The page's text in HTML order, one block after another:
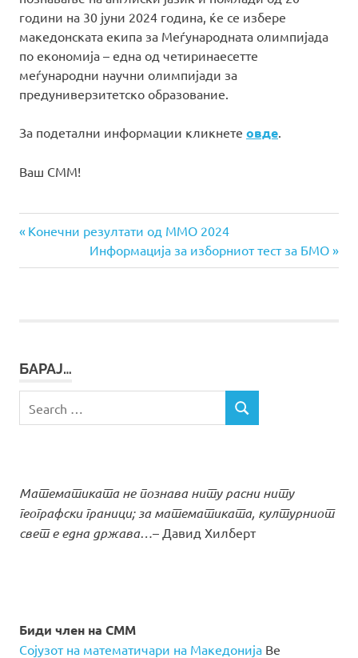
години на 30 јуни 2024 година, ќе се избере
македонската екипа за Меѓународната олимпијада
по економија – една од четиринаесетте
меѓународни научни олимпијади за
предуниверзитетско образование.
За подетални информации кликнете овде
Ваш СММ!
Навигација
на
Previous
Конечни резултати од ММО 2024
Next
Post:
Информациja за изборниот тест за БМО
БАРАЈ…
for:
SEARCH
Математиката не познава ниту расни ниту
географски граници; за математиката, културниот
свет е една држава…– Давид Хилберт
Биди член на СММ
Сојузот на математичари на Македонија Ве